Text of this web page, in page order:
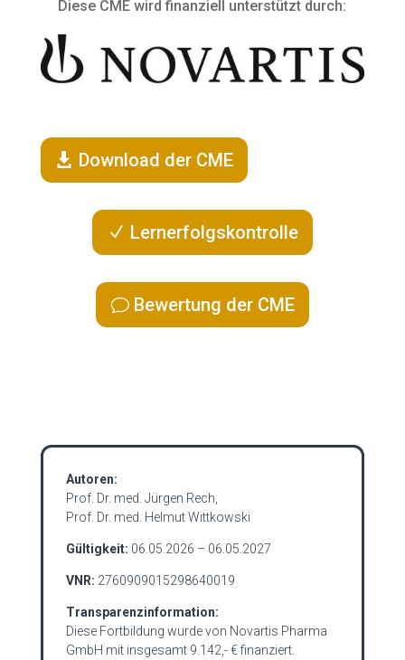
Diese CME wird finanziell unterstützt durch:
Download der CME
Lernerfolgskontrolle
Bewertung der CME
Autoren:
Prof. Dr. med. Jürgen Rech,
Prof. Dr. med. Helmut Wittkowski
Gültigkeit: 06.05.2026 – 06.05.2027
VNR: 2760909015298640019
Transparenzinformation:
Diese Fortbildung wurde von Novartis Pharma
GmbH mit insgesamt 9.142,- € finanziert.